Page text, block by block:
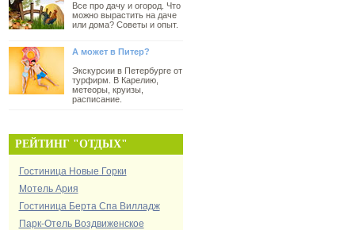
Все про дачу и огород. Что
можно вырастить на даче
или дома? Советы и опыт.
А может в Питер?
Экскурсии в Петербурге от
турфирм. В Карелию,
метеоры, круизы,
расписание.
РЕЙТИНГ "ОТДЫХ"
Гостиница Новые Горки
Мотель Ария
Гостиница Берта Спа Вилладж
Парк-Отель Воздвиженское